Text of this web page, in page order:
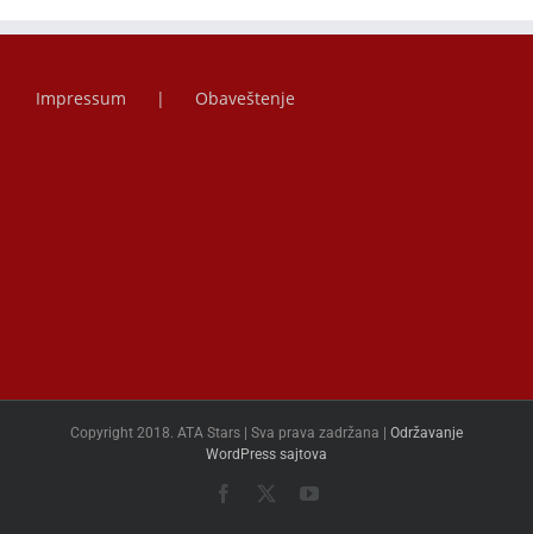
Impressum Obaveštenje
Copyright 2018. ATA Stars | Sva prava zadržana | Održavanje
WordPress sajtova
Facebook YouTube